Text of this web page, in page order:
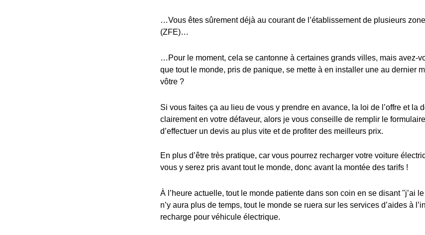
…Vous êtes sûrement déjà au courant de l’établissement de plusieurs
(ZFE)…
…Pour le moment, cela se cantonne à certaines grands villes, mais avez-
que tout le monde, pris de panique, se mette à en installer une au dernier
vôtre ?
Si vous faites ça au lieu de vous y prendre en avance, la loi de l’offre et la
clairement en votre défaveur, alors je vous conseille de remplir le
d’effectuer un devis au plus vite et de profiter des meilleurs prix.
En plus d’être très pratique, car vous pourrez recharger votre voiture
vous y serez pris avant tout le monde, donc avant la montée des tarifs !
À l’heure actuelle, tout le monde patiente dans son coin en se disant "j’ai
n’y aura plus de temps, tout le monde se ruera sur les services d’aides à
recharge pour véhicule électrique.